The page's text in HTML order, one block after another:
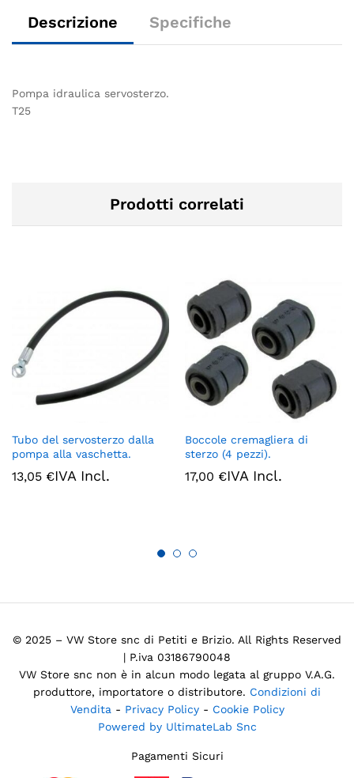
Descrizione Specifiche
Pompa idraulica servosterzo.
T25
Prodotti correlati
Tubo del servosterzo dalla
pompa alla vaschetta.
13,05 €IVA Incl.
Boccole cremagliera di
sterzo (4 pezzi).
17,00 €IVA Incl.
© 2025 – VW Store snc di Petiti e Brizio. All Rights Reserved
| P.iva 03186790048
VW Store snc non è in alcun modo legata al gruppo V.A.G.
produttore, importatore o distributore. Condizioni di
Vendita - Privacy Policy - Cookie Policy
Powered by UltimateLab Snc
Pagamenti Sicuri